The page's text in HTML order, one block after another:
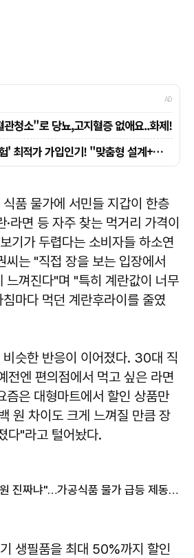
품 물가에 서민들 지갑이 한층
라면 등 자주 찾는 먹거리 가격이
기가 두렵다는 소비자들 하소연
씨는 "직접 장을 보는 입장에서
느껴진다"며 "특히 계란값이 너무
마다 먹던 계란후라이를 줄였
슷한 반응이 이어졌다. 30대 직
전엔 편의점에서 먹고 싶은 라면
즘은 대형마트에서 할인 상품만
원 차이도 크게 느껴질 만큼 장
다"라고 털어놨다.
이재명 "라면 2000원 진짜냐"…가공식품 물가 급등 제동 걸릴까
생필품을 최대 50%까지 할인